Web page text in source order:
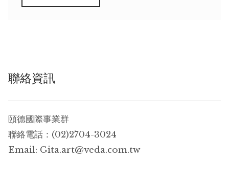
聯絡資訊
頤德國際事業群
聯絡電話：(02)2704-3024
Email: Gita.art@veda.com.tw